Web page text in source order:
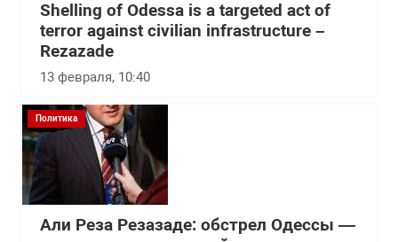
Shelling of Odessa is a targeted act of
terror against civilian infrastructure –
Rezazade
13 февраля, 10:40
Политика
Али Реза Резазаде: обстрел Одессы —